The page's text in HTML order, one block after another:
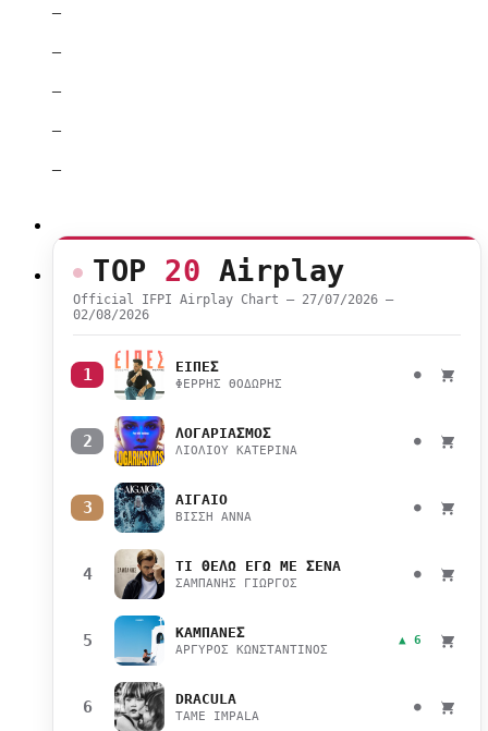
–
–
–
–
–
TOP 20 Airplay
Official IFPI Airplay Chart — 27/07/2026 –
02/08/2026
1 ΕΙΠΕΣ
ΦΕΡΡΗΣ ΘΟΔΩΡΗΣ
●
2 ΛΟΓΑΡΙΑΣΜΟΣ
ΛΙΟΛΙΟΥ ΚΑΤΕΡΙΝΑ
●
3 ΑΙΓΑΙΟ
ΒΙΣΣΗ ΑΝΝΑ
●
4 ΤΙ ΘΕΛΩ ΕΓΩ ΜΕ ΣΕΝΑ
ΣΑΜΠΑΝΗΣ ΓΙΩΡΓΟΣ
●
5 ΚΑΜΠΑΝΕΣ
ΑΡΓΥΡΟΣ ΚΩΝΣΤΑΝΤΙΝΟΣ
▲ 6
6 DRACULA
TAME IMPALA
●